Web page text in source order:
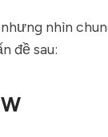
nhìn
đề sau: